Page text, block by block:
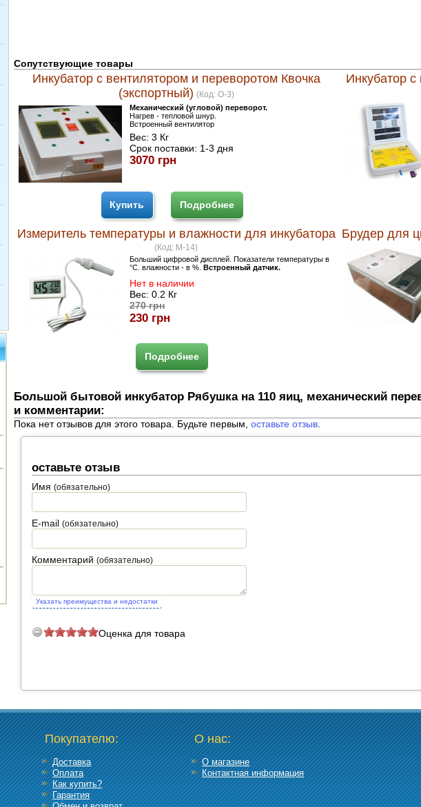
Сопутствующие товары
Инкубатор с вентилятором и переворотом Квочка
(экспортный) (Код: O-3)
Механический (угловой) переворот.
Нагрев - тепловой шнур.
Встроенный вентилятор
Вес:3 Кг
Срок поставки: 1-3 дня
3070 грн
Купить Подробнее
Инкубатор
Измеритель температуры и влажности для инкубатора
(Код: M-14)
Больший цифровой дисплей. Показатели температуры в
°C. влажности - в %. Встроенный датчик.
Нет в наличии
Вес:0.2 Кг
270 грн
230 грн
Подробнее
Брудер для
Большой бытовой инкубатор Рябушка на 110 яиц, механический
и комментарии:
Пока нет отзывов для этого товара. Будьте первым,оставьте отзыв
оставьте отзыв
Имя(обязательно)
E-mail(обязательно)
Комментарий(обязательно)
Указать преимущества и недостатки
Оценка для товара
Покупателю:
Доставка
Оплата
Как купить?
Гарантия
О нас:
О магазине
Контактная информация